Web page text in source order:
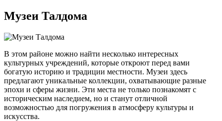
Музеи Талдома
В этом районе можно найти несколько интересных
культурных учреждений, которые откроют перед вами
богатую историю и традиции местности. Музеи здесь
предлагают уникальные коллекции, охватывающие разные
эпохи и сферы жизни. Эти места не только познакомят с
историческим наследием, но и станут отличной
возможностью для погружения в атмосферу культуры и
искусства.